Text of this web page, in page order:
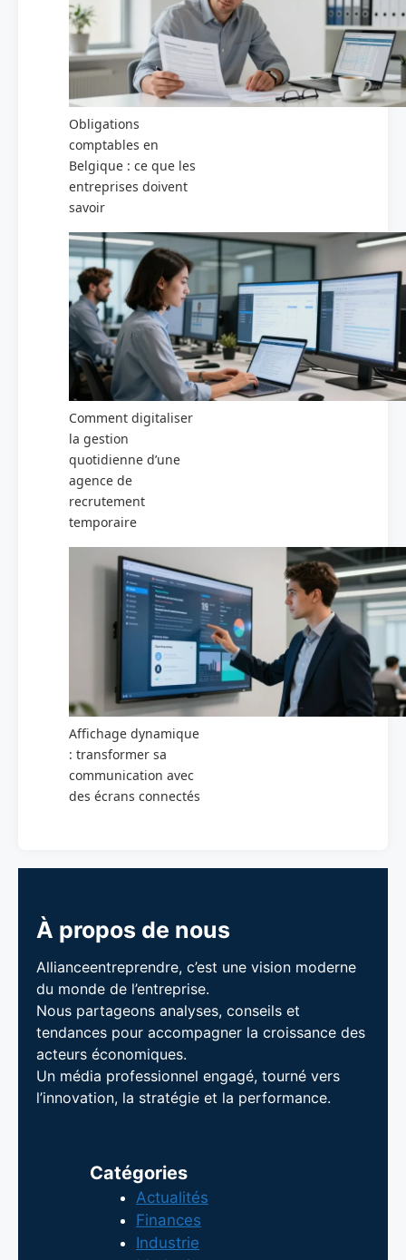
Obligations
comptables en
Belgique : ce que les
entreprises doivent
savoir
Comment digitaliser
la gestion
quotidienne d’une
agence de
recrutement
temporaire
Affichage dynamique
: transformer sa
communication avec
des écrans connectés
À propos de nous
Allianceentreprendre, c’est une vision moderne
du monde de l’entreprise.
Nous partageons analyses, conseils et
tendances pour accompagner la croissance des
acteurs économiques.
Un média professionnel engagé, tourné vers
l’innovation, la stratégie et la performance.
Catégories
Actualités
Finances
Industrie